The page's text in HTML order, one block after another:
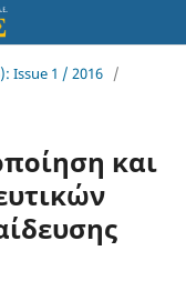
Issue 1 / 2016 /
και